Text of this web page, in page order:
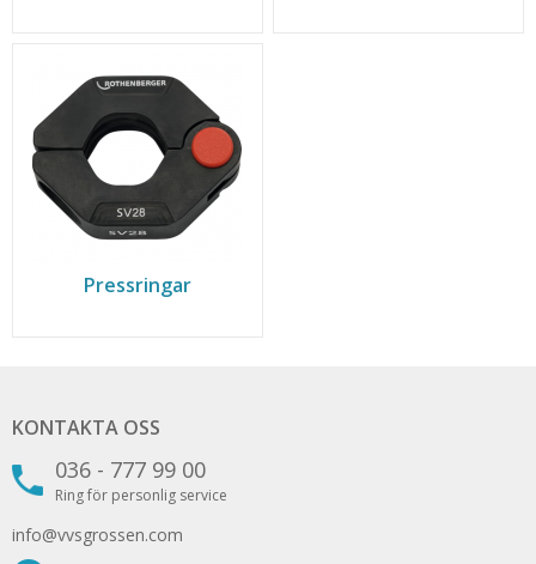
Pressringar
KONTAKTA OSS
036 - 777 99 00
Ring för personlig service
info@vvsgrossen.com